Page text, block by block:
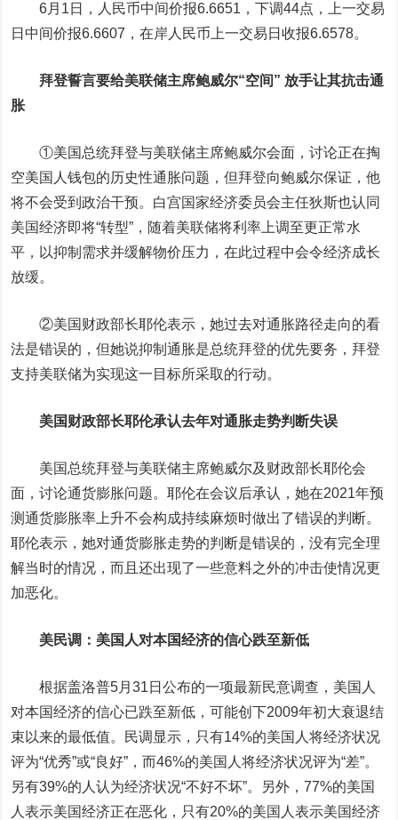
6月1日， 人民币中间价报6.6651，下调44点，上一交易
日中间价报6.6607，在岸人民币上一交易日收报6.6578。
拜登誓言要给美联储主席鲍威尔“空间” 放手让其抗击通
胀
①美国总统拜登与美联储主席鲍威尔会面，讨论正在掏
空美国人钱包的历史性通胀问题，但拜登向鲍威尔保证，他
将不会受到政治干预。白宫国家经济委员会主任狄斯也认同
美国经济即将“转型”，随着美联储将利率上调至更正常水
平，以抑制需求并缓解物价压力，在此过程中会令经济成长
放缓。
②美国财政部长耶伦表示，她过去对通胀路径走向的看
法是错误的，但她说抑制通胀是总统拜登的优先要务，拜登
支持美联储为实现这一目标所采取的行动。
美国财政部长耶伦承认去年对通胀走势判断失误
美国总统拜登与美联储主席鲍威尔及财政部长耶伦会
面，讨论通货膨胀问题。耶伦在会议后承认，她在2021年预
测通货膨胀率上升不会构成持续麻烦时做出了错误的判断。
耶伦表示，她对通货膨胀走势的判断是错误的，没有完全理
解当时的情况，而且还出现了一些意料之外的冲击使情况更
加恶化。
美民调：美国人对本国经济的信心跌至新低
根据盖洛普5月31日公布的一项最新民意调查，美国人
对本国经济的信心已跌至新低，可能创下2009年初大衰退结
束以来的最低值。民调显示，只有14%的美国人将经济状况
评为“优秀”或“良好”，而46%的美国人将经济状况评为“差”。
另有39%的人认为经济状况“不好不坏”。另外，77%的美国
人表示美国经济正在恶化，只有20%的美国人表示美国经济